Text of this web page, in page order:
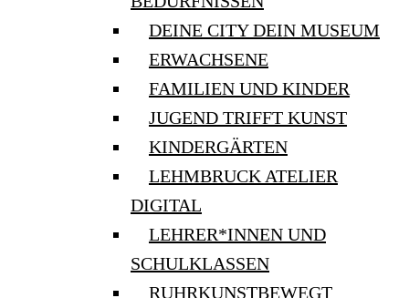
DEINE CITY DEIN MUSEUM
ERWACHSENE
FAMILIEN UND KINDER
JUGEND TRIFFT KUNST
KINDERGÄRTEN
LEHMBRUCK ATELIER
DIGITAL
LEHRER*INNEN UND
SCHULKLASSEN
RUHRKUNSTBEWEGT